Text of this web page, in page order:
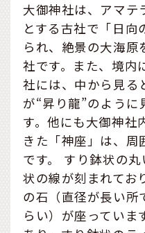
大御神社は、アマテ
とする古社で「日向
られ、絶景の大海
社です。また、境内
社には、中から見る
が“昇り龍”のように
す。他にも大御神社
きた「神座」は、
です。 すり鉢状の
状の線が刻まれてお
の石（直径が長い
らい）が座っていま